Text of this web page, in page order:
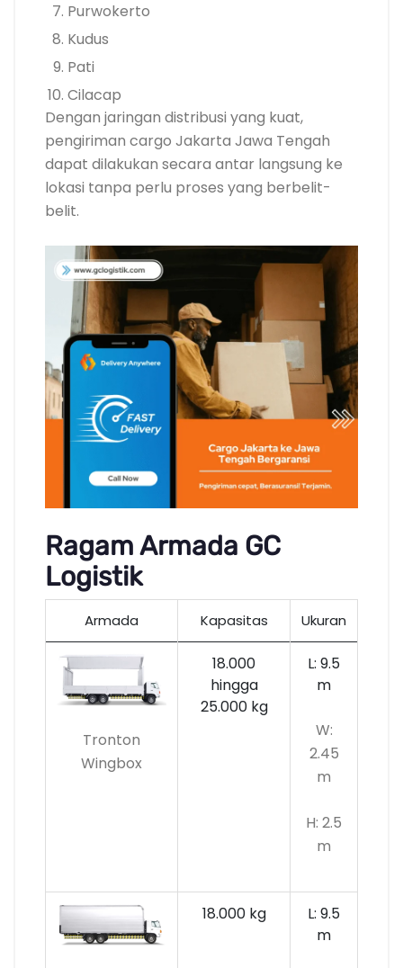
Purwokerto
Kudus
Pati
Cilacap
Dengan jaringan distribusi yang kuat,
pengiriman cargo Jakarta Jawa Tengah
dapat dilakukan secara antar langsung ke
lokasi tanpa perlu proses yang berbelit-
belit.
Ragam Armada GC
Logistik
Armada Kapasitas Ukuran
Tronton
Wingbox
18.000
hingga
25.000 kg
L: 9.5
m
W:
2.45
m
H: 2.5
m
18.000 kg
L: 9.5
m